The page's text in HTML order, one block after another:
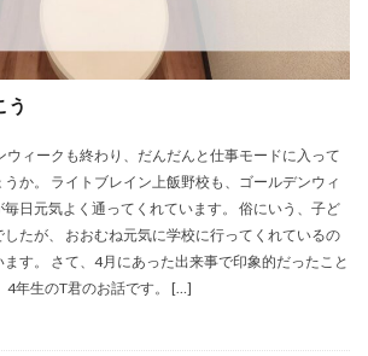
う
ウィークも終わり、だんだんと仕事モードに入って
か。 ライトブレイン上飯野校も、ゴールデンウィ
日元気よく通ってくれています。 俗にいう、子ど
たが、 おおむね元気に学校に行ってくれているの
す。 さて、4月にあった出来事で印象的だったこと
4年生のT君のお話です。 […]